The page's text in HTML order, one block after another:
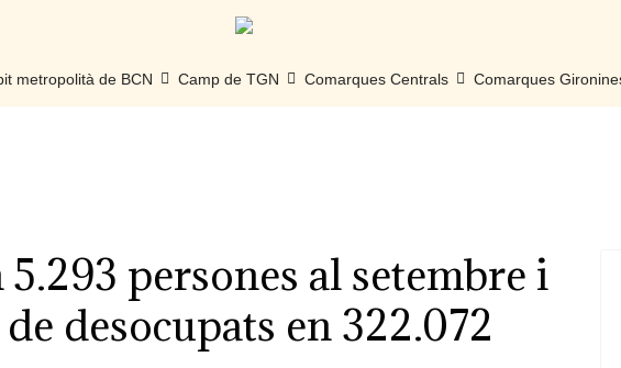
metropolità de BCN Camp de TGN Comarques Centrals Comarques
persones al setembre i
desocupats en 322.072